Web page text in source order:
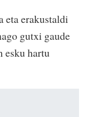
eta erakustaldi
gutxi gaude
esku hartu